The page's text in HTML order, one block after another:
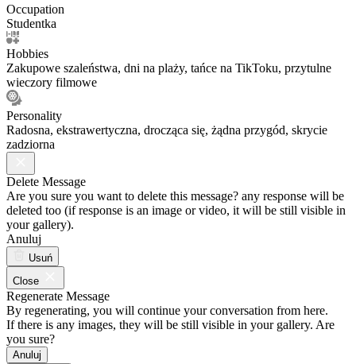
Occupation
Studentka
Hobbies
Zakupowe szaleństwa, dni na plaży, tańce na TikToku, przytulne
wieczory filmowe
Personality
Radosna, ekstrawertyczna, drocząca się, żądna przygód, skrycie
zadziorna
Delete Message
Are you sure you want to delete this message? any response will be
deleted too (if response is an image or video, it will be still visible in
your gallery).
Anuluj
Usuń
Close
Regenerate Message
By regenerating, you will continue your conversation from here.
If there is any images, they will be still visible in your gallery. Are
you sure?
Anuluj